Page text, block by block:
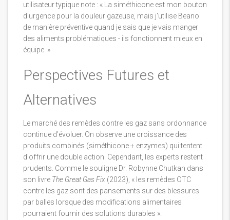
utilisateur typique note : « La siméthicone est mon bouton
d'urgence pour la douleur gazeuse, mais j'utilise Beano
de manière préventive quand je sais que je vais manger
des aliments problématiques - ils fonctionnent mieux en
équipe. »
Perspectives Futures et
Alternatives
Le marché des remèdes contre les gaz sans ordonnance
continue d'évoluer. On observe une croissance des
produits combinés (siméthicone + enzymes) qui tentent
d'offrir une double action. Cependant, les experts restent
prudents. Comme le souligne Dr. Robynne Chutkan dans
son livre The Great Gas Fix (2023), « les remèdes OTC
contre les gaz sont des pansements sur des blessures
par balles lorsque des modifications alimentaires
pourraient fournir des solutions durables ».